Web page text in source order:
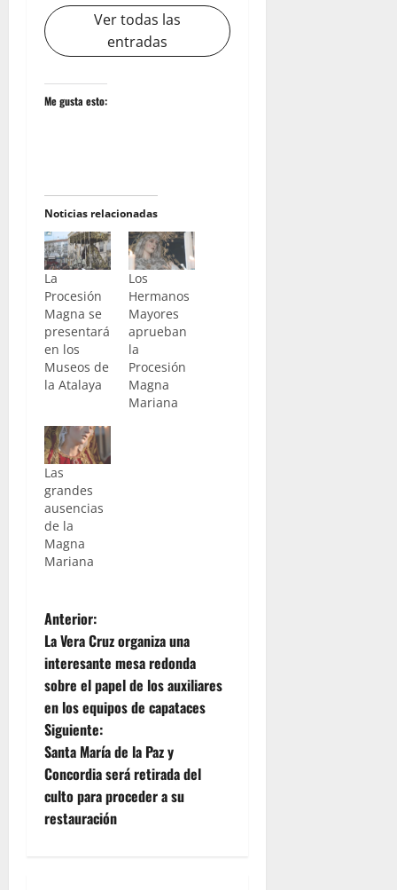
Ver todas las
entradas
Me gusta esto:
Noticias relacionadas
La
Procesión
Magna se
presentará
en los
Museos de
la Atalaya
Los
Hermanos
Mayores
aprueban
la
Procesión
Magna
Mariana
Las
grandes
ausencias
de la
Magna
Mariana
N
a
v
e
g
a
Anterior:
La Vera Cruz organiza una
interesante mesa redonda
sobre el papel de los auxiliares
en los equipos de capataces
Siguiente:
Santa María de la Paz y
Concordia será retirada del
culto para proceder a su
restauración